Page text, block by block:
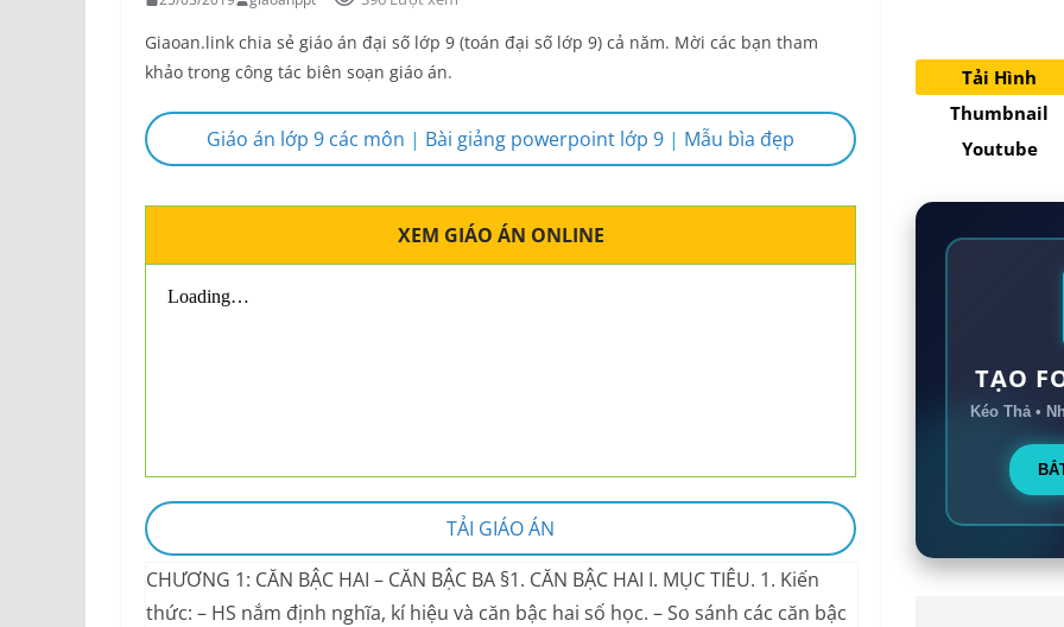
Giaoan.link chia sẻ giáo án đại số lớp 9 (toán đại số lớp 9) cả năm. Mời các bạn tham
khảo trong công tác biên soạn giáo án.
Giáo án lớp 9 các môn | Bài giảng powerpoint lớp 9 | Mẫu bìa đẹp
XEM GIÁO ÁN ONLINE
TẢI GIÁO ÁN
CHƯƠNG 1: CĂN BẬC HAI – CĂN BẬC BA §1. CĂN BẬC HAI I. MỤC TIÊU. 1. Kiến
thức: – HS nắm định nghĩa, kí hiệu và căn bậc hai số học. – So sánh các căn bậc
Tải Hình
Thumbnail
Youtube
TẠO
Kéo Thả •